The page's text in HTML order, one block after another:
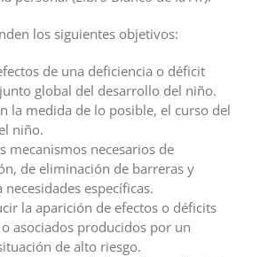
los siguientes objetivos:
de una deficiencia o déficit
global del desarrollo del niño.
la medida de lo posible, el curso del
niño.
mecanismos necesarios de
de eliminación de barreras y
específicas.
la aparición de efectos o déficits
asociados producidos por un
de alto riesgo.